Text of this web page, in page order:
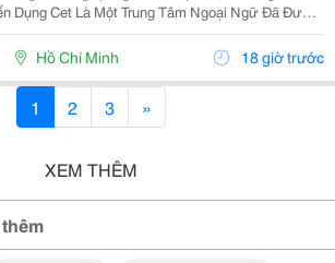
Trung Tâm Ngoại Ngữ Đã Được
Lập 16 Năm Chuyên Về Chương Trình Anh Văn
Học Thuật Ielts &Ndash; Toefl Ibt. Trung Tâm...
Hồ Chí Minh 18 giờ trước
1 2 3 »
XEM THÊM